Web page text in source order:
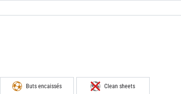
Buts encaissés Clean sheets